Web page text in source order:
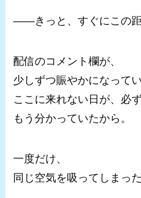
――きっと、すぐにこの距
配信のコメント欄が、
少しずつ賑やかになって
ここに来れない日が、必
もう分かっていたから。
一度だけ、
同じ空気を吸ってしまった